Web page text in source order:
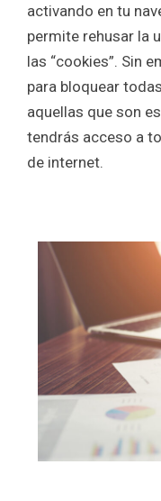
activando en tu
permite rehusar la
las “cookies”. Sin
para bloquear
aquellas que son
tendrás acceso a
de internet.